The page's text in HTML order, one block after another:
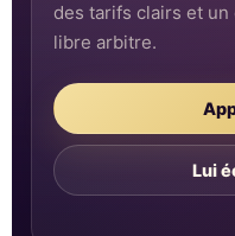
des tarifs clairs et
libre arbitre.
Lui